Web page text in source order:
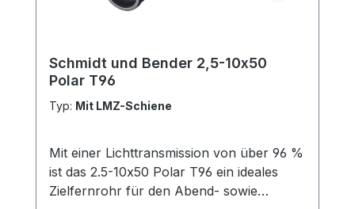
Schmidt und Bender 2,5-10x50
Polar T96
Typ: Mit LMZ-Schiene
Mit einer Lichttransmission von über 96 %
ist das 2.5-10x50 Polar T96 ein ideales
Zielfernrohr für den Abend- sowie